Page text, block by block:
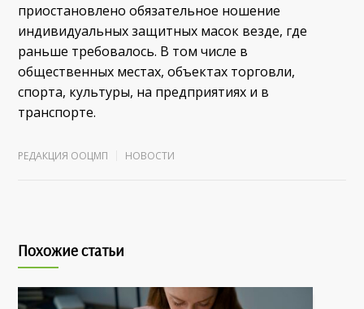
приостановлено обязательное ношение
индивидуальных защитных масок везде, где
раньше требовалось. В том числе в
общественных местах, объектах торговли,
спорта, культуры, на предприятиях и в
транспорте.
РЕДАКЦИЯ ООЦМП НОВОСТИ
Похожие статьи